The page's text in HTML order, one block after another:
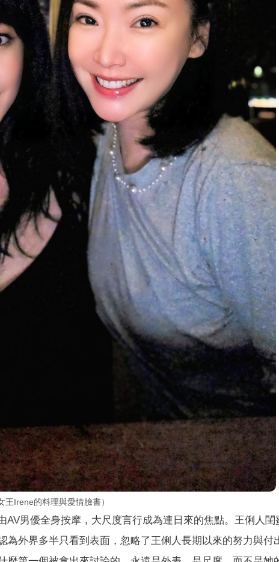
Irene的料理與愛情臉書）
AV男優全身按摩，大尺度言行成為連日來的焦點。王俐人閨
為外界多半只看到表面，忽略了王俐人長期以來的努力與付